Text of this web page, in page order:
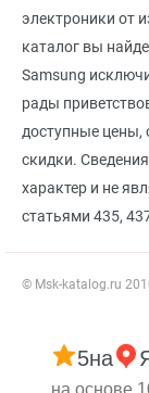
электроники от
каталог вы
Samsung
рады
доступные цены,
скидки.
характер и не
статьями 435,
© Msk-katalog.ru
5на
на основе